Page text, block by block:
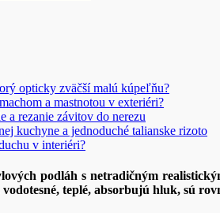
opticky zväčší malú kúpeľňu?
a mastnotou v exteriéri?
a rezanie závitov do nerezu
kuchyne a jednoduché talianske rizoto
v interiéri?
podláh s netradičným
teplé, absorbujú hluk, sú